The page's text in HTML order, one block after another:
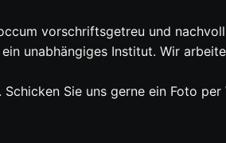
vorschriftsgetreu und
unabhängiges Institut. Wir
Sie uns gerne ein Foto